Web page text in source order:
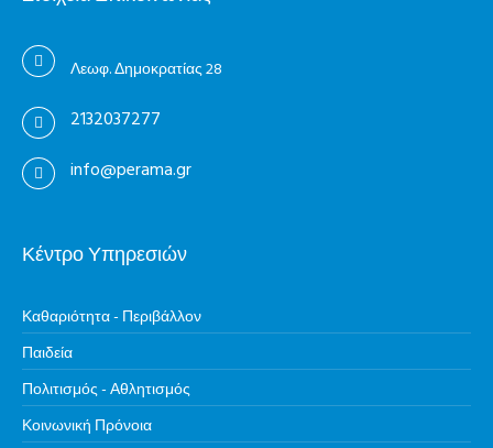
Λεωφ. Δημοκρατίας 28
2132037277
info@perama.gr
Κέντρο Υπηρεσιών
Καθαριότητα - Περιβάλλον
Παιδεία
Πολιτισμός - Αθλητισμός
Κοινωνική Πρόνοια